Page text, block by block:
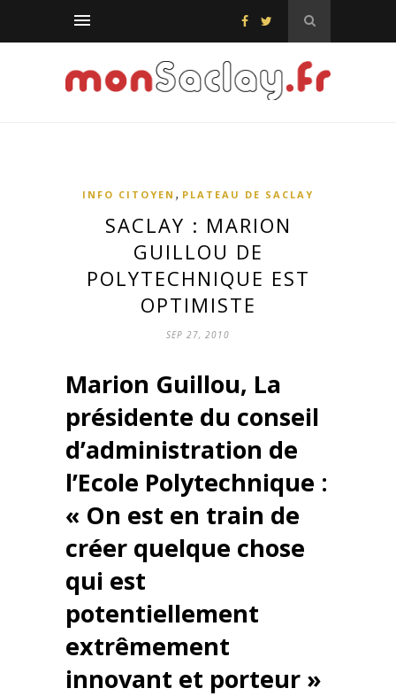
INFO CITOYEN , PLATEAU DE SACLAY
SACLAY : MARION
GUILLOU DE
POLYTECHNIQUE EST
OPTIMISTE
SEP 27, 2010
Marion Guillou, La
présidente du conseil
d’administration de
l’Ecole Polytechnique :
« On est en train de
créer quelque chose
qui est
potentiellement
extrêmement
innovant et porteur »